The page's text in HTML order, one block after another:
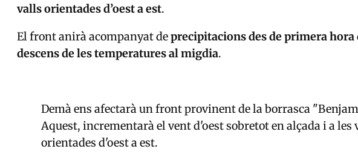
valls orientades d’oest a est.
El front anirà acompanyat deprecipitacions des de primera
descens de les temperatures al migdia.
Demà ens afectarà un front provinent de la borrasca
Aquest, incrementarà el vent d'oest sobretot en alçada i a les
orientades d'oest a est.